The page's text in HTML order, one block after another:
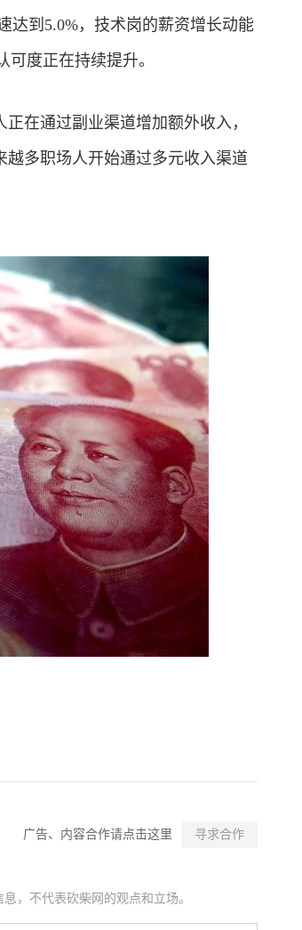
达到5.0%，技术岗的薪资增长动能
度正在持续提升。
在通过副业渠道增加额外收入，
越多职场人开始通过多元收入渠道
广告、内容合作请点击这里 寻求合作
，不代表砍柴网的观点和立场。